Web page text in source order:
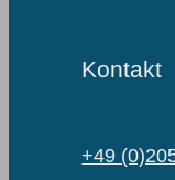
Kontakt
+49